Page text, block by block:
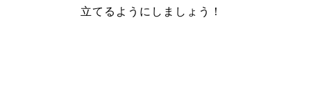
立てるようにしましょう！